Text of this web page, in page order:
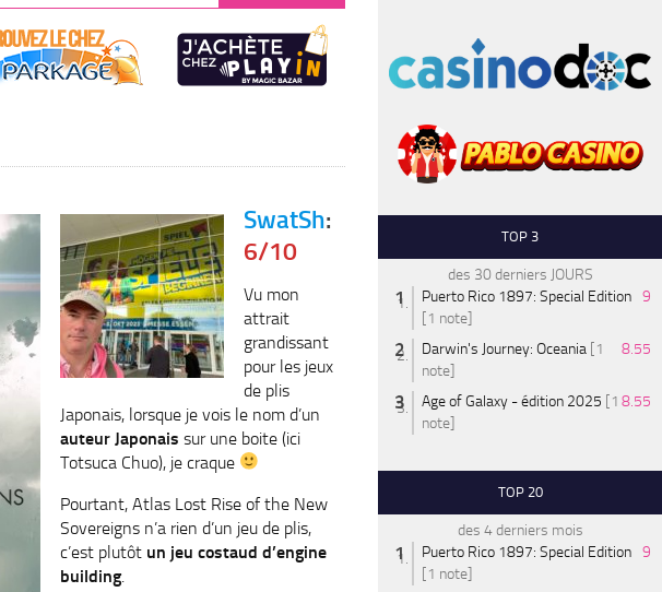
SwatSh:
6/10
Vu mon
attrait
grandissant
pour les jeux
de plis
Japonais, lorsque je vois le nom d’un
auteur Japonais sur une boite (ici
Totsuca Chuo), je craque
Pourtant, Atlas Lost Rise of the New
Sovereigns n’a rien d’un jeu de plis,
c’est plutôt un jeu costaud d’engine
building.
TOP 3
des 30 derniers JOURS
Puerto Rico 1897: Special Edition
[1 note]
9
Darwin's Journey: Oceania [1
note]
8.55
Age of Galaxy - édition 2025 [1
note]
8.55
TOP 20
des 4 derniers mois
Puerto Rico 1897: Special Edition
[1 note]
9